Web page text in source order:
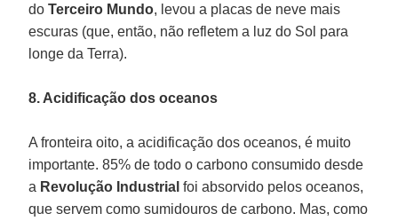
doTerceiro Mundo, levou a placas de neve mais
escuras (que, então, não refletem a luz do Sol para
longe da Terra).
8. Acidificação dos oceanos
A fronteira oito, a acidificação dos oceanos, é muito
importante. 85% de todo o carbono consumido desde
a Revolução Industrialfoi absorvido pelos oceanos,
que servem como sumidouros de carbono. Mas, como